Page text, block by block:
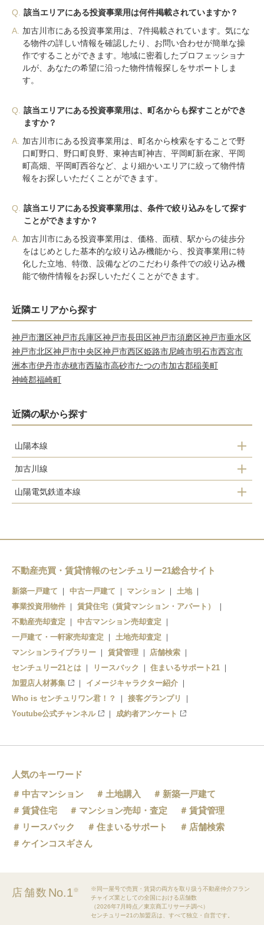
Q.
該当エリアにある投資事業用は何件掲載されていますか？
A.
加古川市にある投資事業用は、7件掲載されています。気にな
る物件の詳しい情報を確認したり、お問い合わせが簡単な操
作ですることができます。地域に密着したプロフェッショナ
ルが、あなたの希望に沿った物件情報探しをサポートしま
す。
Q.
該当エリアにある投資事業用は、町名からも探すことができ
ますか？
A.
加古川市にある投資事業用は、町名から検索をすることで野
口町野口、野口町良野、東神吉町神吉、平岡町新在家、平岡
町高畑、平岡町西谷など、より細かいエリアに絞って物件情
報をお探しいただくことができます。
Q.
該当エリアにある投資事業用は、条件で絞り込みをして探す
ことができますか？
A.
加古川市にある投資事業用は、価格、面積、駅からの徒歩分
をはじめとした基本的な絞り込み機能から、投資事業用に特
化した立地、特徴、設備などのこだわり条件での絞り込み機
能で物件情報をお探しいただくことができます。
近隣エリアから探す
神戸市灘区神戸市兵庫区神戸市長田区神戸市須磨区神戸市垂水区
神戸市北区神戸市中央区神戸市西区姫路市尼崎市明石市西宮市
洲本市伊丹市赤穂市西脇市高砂市たつの市加古郡稲美町
神崎郡福崎町
近隣の駅から探す
山陽本線
東加古川駅
加古川駅
加古川線
加古川駅
厄神駅
山陽電気鉄道本線
浜の宮駅
尾上の松駅
不動産売買・賃貸情報のセンチュリー21総合サイト
新築一戸建て 中古一戸建て マンション
土地
事業投資用物件
賃貸住宅（賃貸マンション・アパート）
不動産売却査定
中古マンション売却査定
一戸建て・一軒家売却査定
土地売却査定
マンションライブラリー
賃貸管理
店舗検索
センチュリー21とは
リースバック
住まいるサポート21
加盟店人材募集
イメージキャラクター紹介
Who is センチュリワン君！？
接客グランプリ
Youtube公式チャンネル
成約者アンケート
人気のキーワード
中古マンション
土地購入
新築一戸建て
賃貸住宅
マンション売却・査定
賃貸管理
リースバック
住まいるサポート
店舗検索
ケインコスギさん
店舗数 No.1※
※同一屋号で売買・賃貸の両方を取り扱う不動産仲介フラン
チャイズ業としての全国における店舗数
（2026年7月時点／東京商工リサーチ調べ）
センチュリー21の加盟店は、すべて独立・自営です。